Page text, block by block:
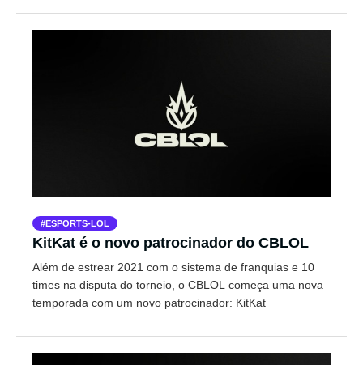
ESPORTS-LOL
KitKat é o novo patrocinador do CBLOL
Além de estrear 2021 com o sistema de franquias e 10
times na disputa do torneio, o CBLOL começa uma nova
temporada com um novo patrocinador: KitKat